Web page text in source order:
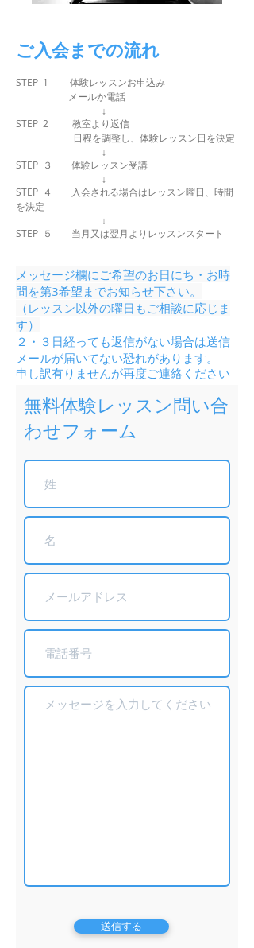
ご入会までの流れ
STEP 1 体験レッスンお申込み
メールか電話
↓
STEP 2 教室より返信
日程を調整し、体験レッスン日を決定
↓
STEP ３ 体験レッスン受講
↓
STEP ４ 入会される場合はレッスン曜日、時間
を決定
↓
​STEP ５ 当月又は翌月よりレッスンスタート
無料体験レッスン問い合
わせフォーム
送信する
​メッセージ欄にご希望のお日にち・お時
間を第3希望までお知らせ下さい。
（レッスン以外の曜日もご相談に応じま
す）
２・３日経っても返信がない場合は送信
メールが届いてない恐れがあります。
申し訳有りませんが再度ご連絡ください